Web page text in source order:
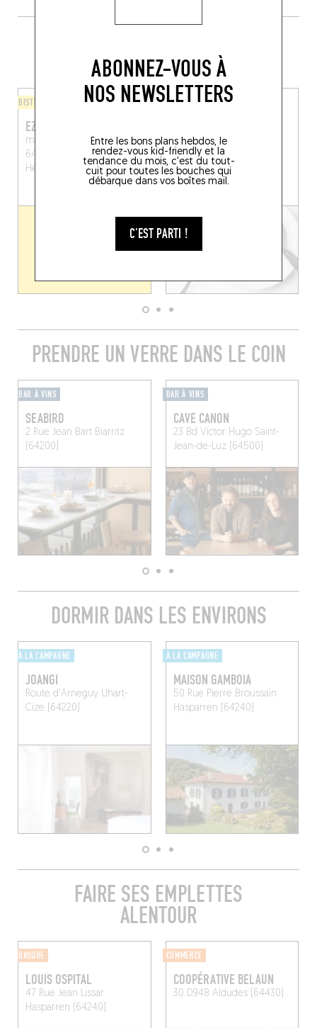
ABONNEZ-VOUS À
NOS NEWSLETTERS
Entre les bons plans hebdos, le
rendez-vous kid-friendly et la
tendance du mois, c'est du tout-
cuit pour toutes les bouches qui
débarque dans vos boîtes mail.
C'EST PARTI !
PROXIMITÉ
BISTROT
EZKARATZA
maison errekartia, D22,
64640 Hélette, France
Hélette (64640)
CUISINE D'AUTEUR
ETXEBERRIA
85 Qur Elizaberri
Hasparren (64240)
PRENDRE UN VERRE DANS LE COIN
BAR À VINS
SEABIRD
2 Rue Jean BartBiarritz
(64200)
BAR À VINS
CAVE CANON
23 Bd Victor HugoSaint-
Jean-de-Luz (64500)
DORMIR DANS LES ENVIRONS
À LA CAMPAGNE
JOANGI
Route d'ArneguyUhart-
Cize (64220)
À LA CAMPAGNE
MAISON GAMBOIA
50 Rue Pierre Broussain
Hasparren (64240)
FAIRE SES EMPLETTES
ALENTOUR
BASQUE
LOUIS OSPITAL
47 Rue Jean Lissar
Hasparren (64240)
COMMERCE
COOPÉRATIVE BELAUN
30 D948 Aldudes (64430)